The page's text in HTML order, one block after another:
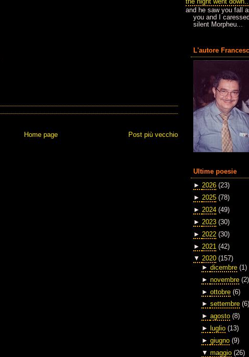
Post più vecchio
Home page
and he saw you fall
you and I
silent Morpheu...
L'autore
Ultime poesie
► 2026 (23)
► 2025 (78)
► 2024 (49)
► 2023 (30)
► 2022 (30)
► 2021 (42)
▼ 2020 (157)
► dicembre (1)
► novembre (2)
► ottobre (6)
► settembre (6)
► agosto (8)
►
luglio (13)
► giugno (9)
▼ maggio (26)